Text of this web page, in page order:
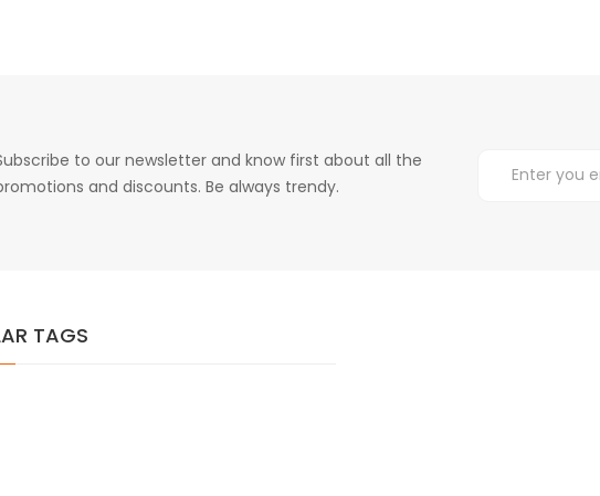
to our newsletter and know first about all the
and discounts. Be always trendy.
TAGS